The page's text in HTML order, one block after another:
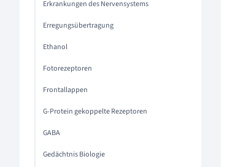
Erkrankungen des Nervensystems
Erregungsübertragung
Ethanol
Fotorezeptoren
Frontallappen
G-Protein gekoppelte Rezeptoren
GABA
Gedächtnis Biologie